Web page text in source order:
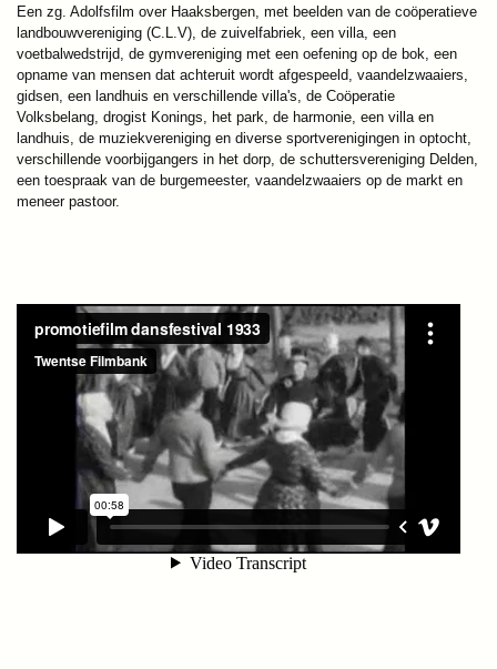
Een zg. Adolfsfilm over Haaksbergen, met beelden van de coöperatieve
landbouwvereniging (C.L.V), de zuivelfabriek, een villa, een
voetbalwedstrijd, de gymvereniging met een oefening op de bok, een
opname van mensen dat achteruit wordt afgespeeld, vaandelzwaaiers,
gidsen, een landhuis en verschillende villa's, de Coöperatie
Volksbelang, drogist Konings, het park, de harmonie, een villa en
landhuis, de muziekvereniging en diverse sportverenigingen in optocht,
verschillende voorbijgangers in het dorp, de schuttersvereniging Delden,
een toespraak van de burgemeester, vaandelzwaaiers op de markt en
meneer pastoor.